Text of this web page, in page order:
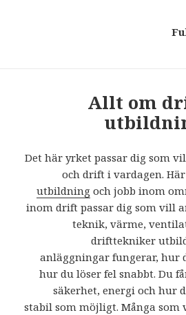
Allt om
Det här yrket passar dig som
och drift i vardagen.
utbildning och jobb inom
inom drift passar dig som vill
teknik, värme,
drifttekniker
anläggningar fungerar, hur
hur du löser fel snabbt. Du
säkerhet, energi och hur
stabil som möjligt. Många